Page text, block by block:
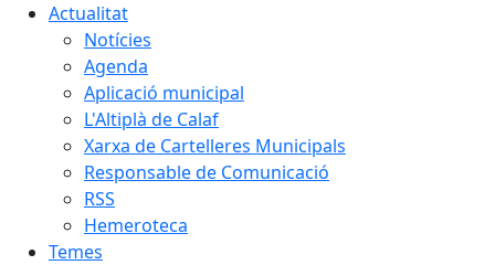
Actualitat
Notícies
Agenda
Aplicació municipal
L'Altiplà de Calaf
Xarxa de Cartelleres Municipals
Responsable de Comunicació
RSS
Hemeroteca
Temes